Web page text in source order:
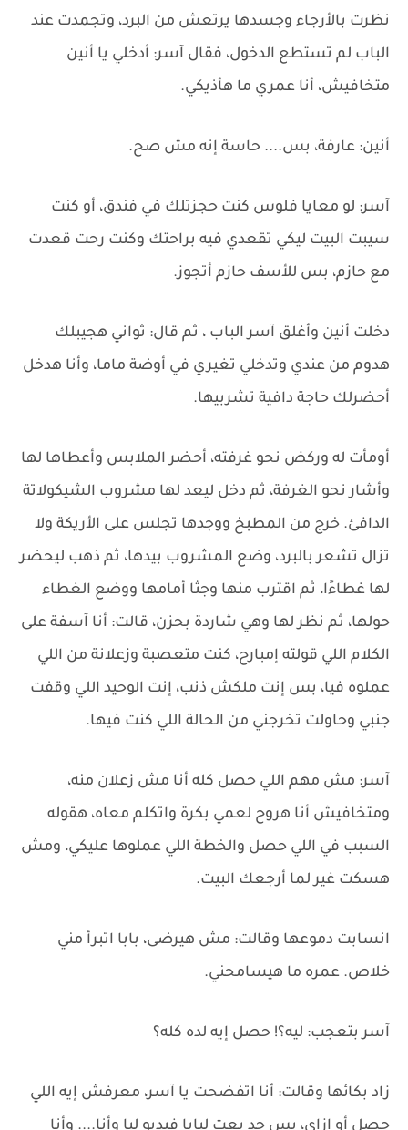
نظرت بالأرجاء وجسدها يرتعش من البرد، وتجمدت عند
الباب لم تستطع الدخول، فقال آسر: أدخلي يا أنين
متخافيش، أنا عمري ما هأذيكي.
أنين: عارفة، بس.... حاسة إنه مش صح.
آسر: لو معايا فلوس كنت حجزتلك في فندق، أو كنت
سيبت البيت ليكي تقعدي فيه براحتك وكنت رحت قعدت
مع حازم، بس للأسف حازم أتجوز.
دخلت أنين وأغلق آسر الباب ، ثم قال: ثواني هجيبلك
هدوم من عندي وتدخلي تغيري في أوضة ماما، وأنا هدخل
أحضرلك حاجة دافية تشربيها.
أومأت له وركض نحو غرفته، أحضر الملابس وأعطاها لها
وأشار نحو الغرفة، ثم دخل ليعد لها مشروب الشيكولاتة
الدافئ. خرج من المطبخ ووجدها تجلس على الأريكة ولا
تزال تشعر بالبرد، وضع المشروب بيدها، ثم ذهب ليحضر
لها غطاءًا، ثم اقترب منها وجثا أمامها ووضع الغطاء
حولها، ثم نظر لها وهي شاردة بحزن، قالت: أنا آسفة على
الكلام اللي قولته إمبارح، كنت متعصبة وزعلانة من اللي
عملوه فيا، بس إنت ملكش ذنب، إنت الوحيد اللي وقفت
جنبي وحاولت تخرجني من الحالة اللي كنت فيها.
آسر: مش مهم اللي حصل كله أنا مش زعلان منه،
ومتخافيش أنا هروح لعمي بكرة واتكلم معاه، هقوله
السبب في اللي حصل والخطة اللي عملوها عليكي، ومش
هسكت غير لما أرجعك البيت.
انسابت دموعها وقالت: مش هيرضى، بابا اتبرأ مني
خلاص. عمره ما هيسامحني.
آسر بتعجب: ليه؟! حصل إيه لده كله؟
زاد بكائها وقالت: أنا اتفضحت يا آسر، معرفش إيه اللي
حصل أو إزاي، بس حد بعت لبابا فيديو ليا وأنا.... وأنا